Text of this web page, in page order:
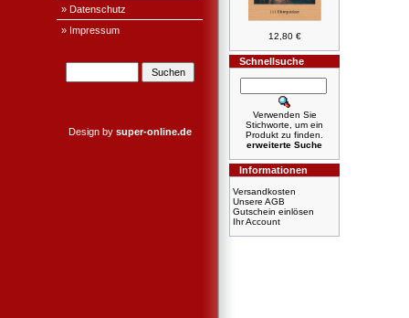
» Datenschutz
» Impressum
Design by super-online.de
12,80 €
Schnellsuche
Verwenden Sie
Stichworte, um ein
Produkt zu finden.
erweiterte Suche
Informationen
Versandkosten
Unsere AGB
Gutschein einlösen
Ihr Account